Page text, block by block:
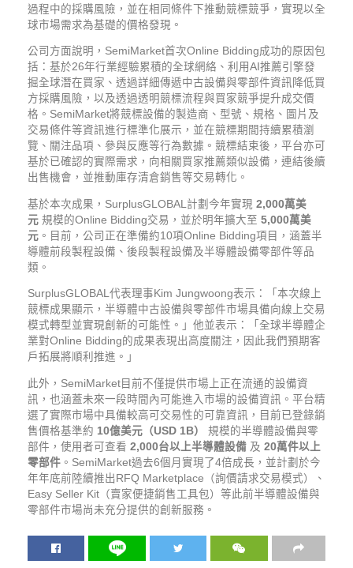
過程中的採購風險，並在相同條件下推動競標競爭，實現以全
球市場需求為基礎的價格發現。
公司方面說明，SemiMarket首次Online Bidding成功的原因包
括：基於26年行業經驗累積的全球網絡、利用AI推薦引擎發
掘全球潛在買家、透過詳細傳遞中古設備與零部件資訊降低買
方採購風險，以及透過透明競標流程與買家競爭提升成交價
格。SemiMarket將競標設備的製造商、型號、規格、圖片及
交易條件等資訊進行標準化展示，並在競標期間持續累積瀏
覽、關注品項、參與反應等行為數據。競標結束後，平台亦可
基於已確認的實際需求，向相關買家推薦類似設備，連結後續
出售機會，並推動庫存清倉銷售等交易轉化。
基於本次成果，SurplusGLOBAL計劃今年實現 2,000萬美
元 規模的Online Bidding交易，並於明年擴大至 5,000萬美
元 。目前，公司正在準備約10項Online Bidding項目，涵蓋半
導體前段製程設備、後段製程設備及半導體設備零部件等品
類。
SurplusGLOBAL代表理事Kim Jungwoong表示：「本次線上
競標成果顯示，半導體中古設備與零部件市場具備向線上交易
模式轉型並實現創新的可能性。」他並表示：「全球半導體企
業對Online Bidding的成果表現出高度關注，因此我們預期客
戶拓展將順利推進。」
此外，SemiMarket目前不僅提供市場上正在流通的設備資
訊，也涵蓋未來一段時間內可能進入市場的設備資訊。平台精
選了實際市場中具備較高可交易性的可靠資訊，目前已登錄銷
售價格基準約 10億美元（USD 1B）
規模的半導體設備與零
部件，使用者可查看 2,000台以上半導體設備 及 20萬件以上
零部件 。SemiMarket過去6個月實現了4倍成長，並計劃於今
年年底前陸續推出RFQ Marketplace（詢價請求交易模式）、
Easy Seller Kit（賣家便捷銷售工具包）等此前半導體設備與
零部件市場尚未充分提供的創新服務。